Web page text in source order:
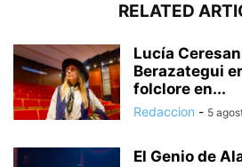
RELATED
Lucía
Berazategui
folclore en...
Redaccion - 5
El Genio de